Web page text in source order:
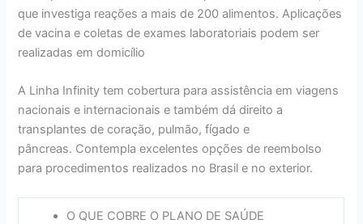
que investiga reações a mais de 200 alimentos. Aplicações
de vacina e coletas de exames laboratoriais podem ser
realizadas em domicílio
A Linha Infinity tem cobertura para assistência em viagens
nacionais e internacionais e também dá direito a
transplantes de coração, pulmão, fígado e
pâncreas. Contempla excelentes opções de reembolso
para procedimentos realizados no Brasil e no exterior.
O QUE COBRE O PLANO DE SAÚDE